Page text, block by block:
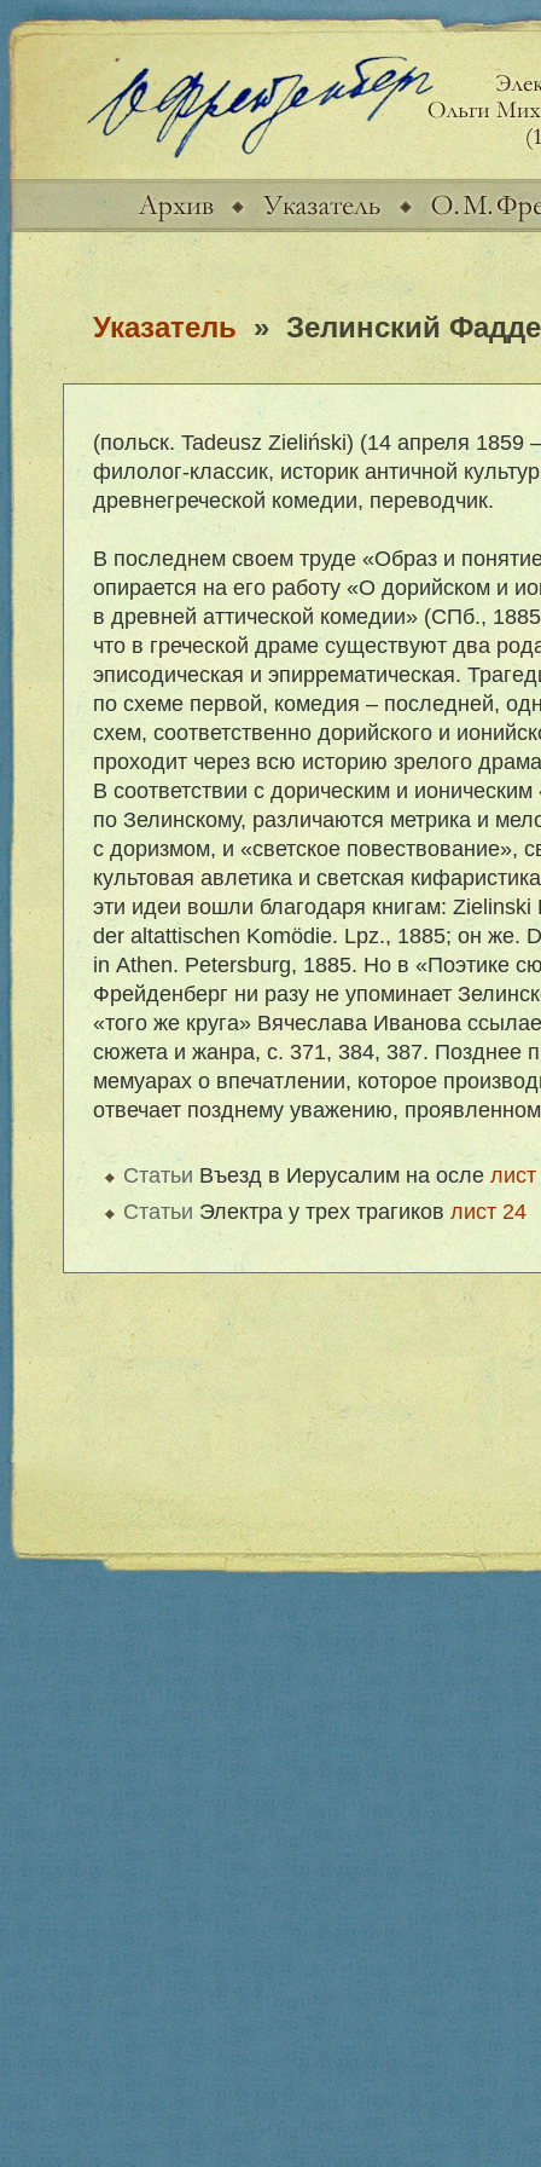
Указатель» Зелинский
(польск. Tadeusz Zieliński) (14 апреля 1859
филолог-классик, историк античной
древнегреческой комедии, переводчик.
В последнем своем труде «Образ и
опирается на его работу «О дорийском и
в древней аттической комедии» (СПб.,
что в греческой драме существуют два
эписодическая и эпиррематическая.
по схеме первой, комедия – последней,
схем, соответственно дорийского и
проходит через всю историю зрелого
В соответствии с дорическим и
по Зелинскому, различаются метрика и
с доризмом, и «светское повествование»,
культовая авлетика и светская
эти идеи вошли благодаря книгам: Zielinski
der altattischen Komödie. Lpz., 1885; он же.
in Athen. Petersburg, 1885. Но в «Поэтике
Фрейденберг ни разу не упоминает
«того же круга» Вячеслава Иванова
сюжета и жанра, с. 371, 384, 387. Позднее
мемуарах о впечатлении, которое
отвечает позднему уважению,
Статьи Въезд в Иерусалим на осле
Статьи Электра у трех трагиков лист 24